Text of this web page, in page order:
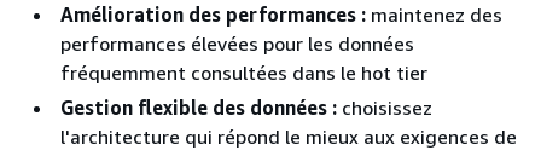
Amélioration des performances : maintenez des
performances élevées pour les données
fréquemment consultées dans le hot tier
Gestion flexible des données : choisissez
l'architecture qui répond le mieux aux exigences de